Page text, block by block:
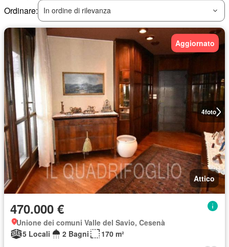
Ordinare:
In ordine di rilevanza
4foto
Aggiornato
Attico
470.000 €
Unione dei comuni Valle del Savio, Cesenà
5 Locali
2 Bagni 170 m²